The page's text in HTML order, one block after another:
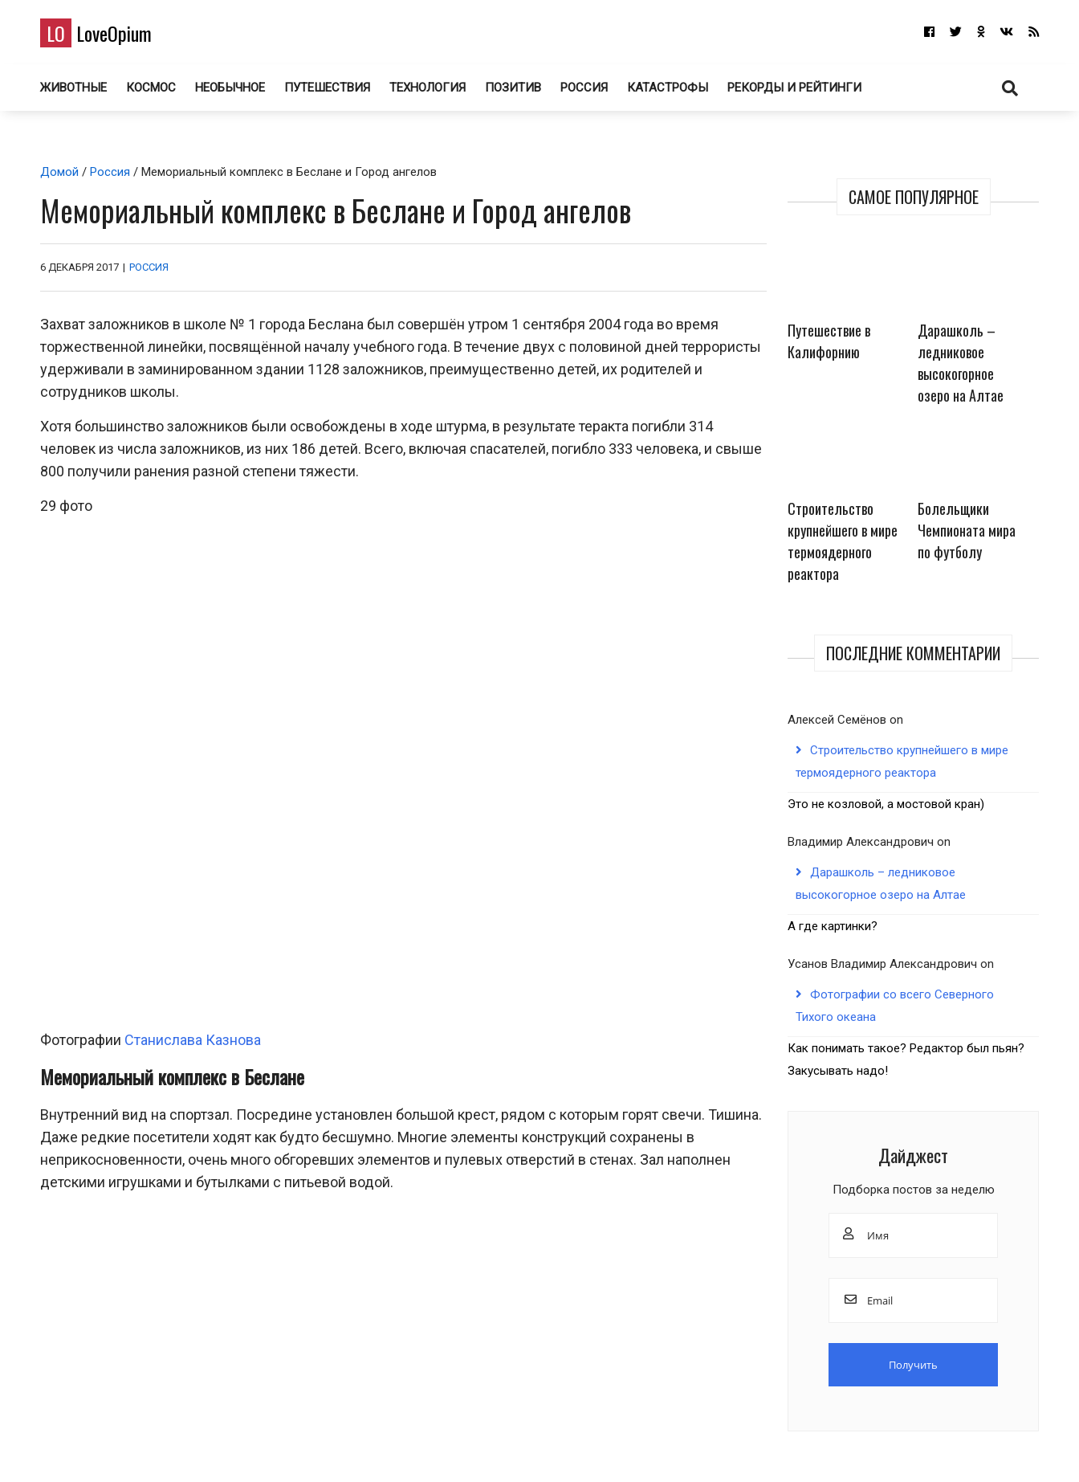
LO LoveOpium
ЖИВОТНЫЕ КОСМОС НЕОБЫЧНОЕ ПУТЕШЕСТВИЯ ТЕХНОЛОГИЯ ПОЗИТИВ РОССИЯ КАТАСТРОФЫ РЕКОРДЫ И РЕЙТИНГИ
САМОЕ ПОПУЛЯРНОЕ
Путешествие в
Калифорнию
Дарашколь –
ледниковое
высокогорное
озеро на Алтае
Строительство
крупнейшего в мире
термоядерного
реактора
Болельщики
Чемпионата мира
по футболу
ПОСЛЕДНИЕ КОММЕНТАРИИ
Алексей Семёнов on
Строительство крупнейшего в мире
термоядерного реактора
Это не козловой, а мостовой кран)
Владимир Александрович on
Дарашколь – ледниковое
высокогорное озеро на Алтае
А где картинки?
Усанов Владимир Александрович on
Фотографии со всего Северного
Тихого океана
Как понимать такое? Редактор был пьян?
Закусывать надо!
Дайджест
Подборка постов за неделю
Домой / Россия / Мемориальный комплекс в Беслане и Город ангелов
Мемориальный комплекс в Беслане и Город ангелов
6 ДЕКАБРЯ 2017 | РОССИЯ
Захват заложников в школе № 1 города Беслана был совершён утром 1 сентября 2004 года во время
торжественной линейки, посвящённой началу учебного года. В течение двух с половиной дней террористы
удерживали в заминированном здании 1128 заложников, преимущественно детей, их родителей и
сотрудников школы.
Хотя большинство заложников были освобождены в ходе штурма, в результате теракта погибли 314
человек из числа заложников, из них 186 детей. Всего, включая спасателей, погибло 333 человека, и свыше
800 получили ранения разной степени тяжести.
29 фото
Фотографии Станислава Казнова
Мемориальный комплекс в Беслане
Внутренний вид на спортзал. Посредине установлен большой крест, рядом с которым горят свечи. Тишина.
Даже редкие посетители ходят как будто бесшумно. Многие элементы конструкций сохранены в
неприкосновенности, очень много обгоревших элементов и пулевых отверстий в стенах. Зал наполнен
детскими игрушками и бутылками с питьевой водой.